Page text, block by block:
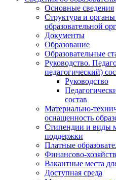
Основные сведения
Структура и
образовательной
Документы
Образование
Образовательные
Руководство.
педагогический)
Руководство
состав
Материально-
оснащенность
Стипендии и виды
поддержки
Платные
Финансово-
Вакантные места
Доступная среда